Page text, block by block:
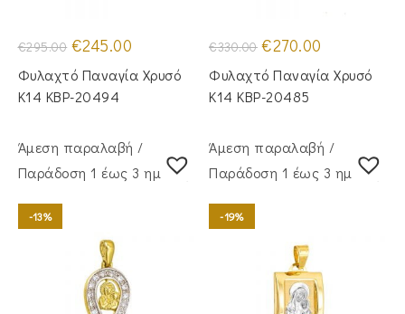
€295.00 Original
price
was:
€295.00.
€245.00
τιμή
είναι:
Φυλαχτό Παναγία Χρυσό
Κ14 KBP-20494
€330.00 Original
price
was:
€330.00.
€270.00
τιμή
είναι:
Φυλαχτό Παναγία Χρυσό
Κ14 KBP-20485
Άμεση παραλαβή /
Παράδoση 1 έως 3 ημέρες
-13%
Άμεση παραλαβή /
Παράδoση 1 έως 3 ημέρες
-19%